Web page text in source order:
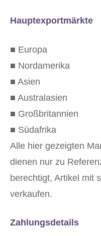
Hauptexportmärkte
■ Europa
■ Nordamerika
■ Asien
■ Australasien
■ Großbritannien
■ Südafrika
Alle hier gezeigten
dienen nur zu
berechtigt, Artikel mit
verkaufen.
Zahlungsdetails